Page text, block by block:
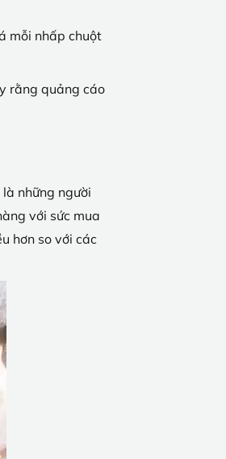
mỗi nhấp chuột
rằng quảng cáo
những người
với sức mua
hơn so với các